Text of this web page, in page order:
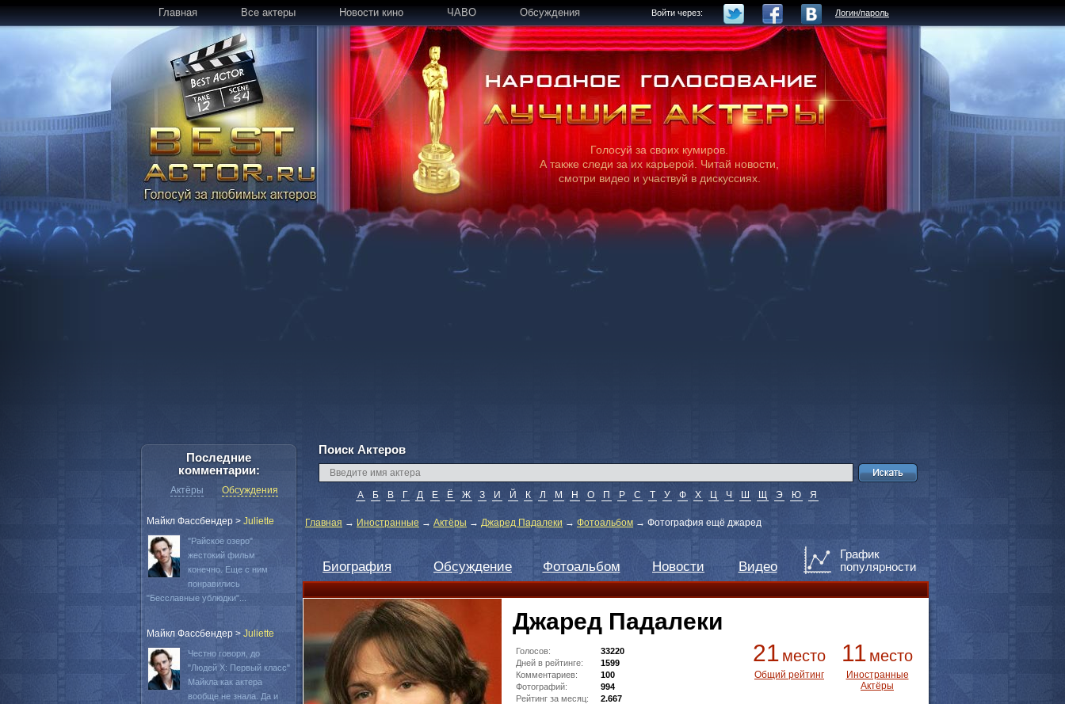
Главная Все актеры Новости кино ЧАВО Обсуждения Войти через: Логин/пароль
Голосуй за своих кумиров.
А также следи за их карьерой. Читай новости,
смотри видео и участвуй в дискуссиях.
Поиск Актеров
А Б В Г Д Е Ё Ж З И Й К Л М Н О П Р С Т У Ф Х Ц Ч Ш Щ Э Ю Я
Главная → Иностранные → Актёры → Джаред Падалеки → Фотоальбом → Фотография ещё джаред
Биография Обсуждение Фотоальбом Новости Видео
График
популярности
Джаред Падалеки
21 место
Общий рейтинг
11 место
Иностранные
Актёры
Голосов:
33220
Дней в рейтинге:
1599
Комментариев:
100
Фотографий:
994
Рейтинг за месяц:
2.667
Последние
комментарии:
Актёры Обсуждения
Майкл Фассбендер > Juliette
"Райское озеро"
жестокий фильм
конечно. Еще с ним
понравились
"Бесславные ублюдки"...
Майкл Фассбендер > Juliette
Честно говоря, до
"Людей Х: Первый класс"
Майкла как актера
вообще не знала. Да и